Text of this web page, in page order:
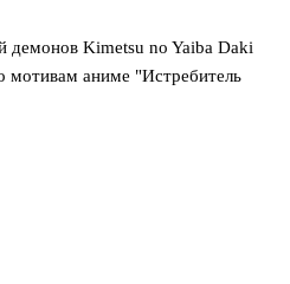
демонов Kimetsu no Yaiba Daki
мотивам аниме "Истребитель